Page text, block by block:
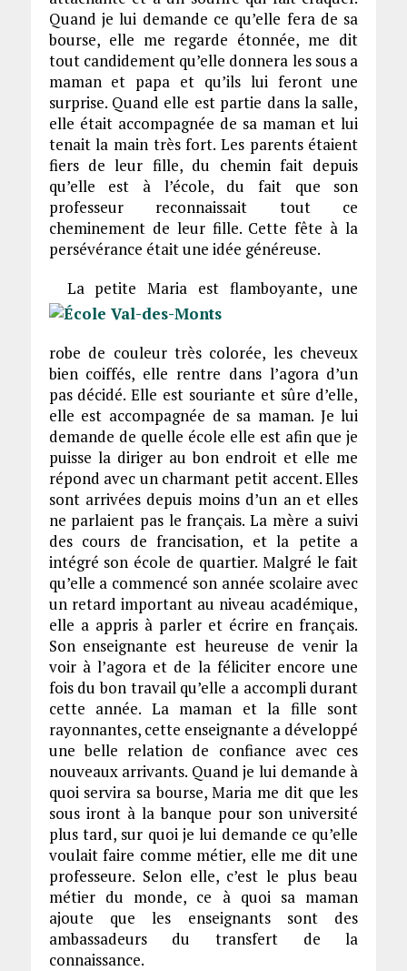
Quand je lui demande ce qu’elle fera de sa
bourse, elle me regarde étonnée, me dit
tout candidement qu’elle donnera les sous a
maman et papa et qu’ils lui feront une
surprise. Quand elle est partie dans la salle,
elle était accompagnée de sa maman et lui
tenait la main très fort. Les parents étaient
fiers de leur fille, du chemin fait depuis
qu’elle est à l’école, du fait que son
professeur reconnaissait tout ce
cheminement de leur fille. Cette fête à la
persévérance était une idée généreuse.
La petite Maria est flamboyante, une
robe de couleur très colorée, les cheveux
bien coiffés, elle rentre dans l’agora d’un
pas décidé. Elle est souriante et sûre d’elle,
elle est accompagnée de sa maman. Je lui
demande de quelle école elle est afin que je
puisse la diriger au bon endroit et elle me
répond avec un charmant petit accent. Elles
sont arrivées depuis moins d’un an et elles
ne parlaient pas le français. La mère a suivi
des cours de francisation, et la petite a
intégré son école de quartier. Malgré le fait
qu’elle a commencé son année scolaire avec
un retard important au niveau académique,
elle a appris à parler et écrire en français.
Son enseignante est heureuse de venir la
voir à l’agora et de la féliciter encore une
fois du bon travail qu’elle a accompli durant
cette année. La maman et la fille sont
rayonnantes, cette enseignante a développé
une belle relation de confiance avec ces
nouveaux arrivants. Quand je lui demande à
quoi servira sa bourse, Maria me dit que les
sous iront à la banque pour son université
plus tard, sur quoi je lui demande ce qu’elle
voulait faire comme métier, elle me dit une
professeure. Selon elle, c’est le plus beau
métier du monde, ce à quoi sa maman
ajoute que les enseignants sont des
ambassadeurs du transfert de la
connaissance.